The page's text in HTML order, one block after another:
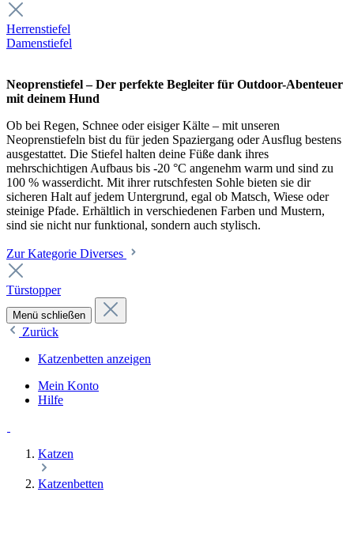
Herrenstiefel
Damenstiefel
Neoprenstiefel – Der perfekte Begleiter für Outdoor-Abenteuer
mit deinem Hund
Ob bei Regen, Schnee oder eisiger Kälte – mit unseren
Neoprenstiefeln bist du für jeden Spaziergang oder Ausflug bestens
ausgestattet. Die Stiefel halten deine Füße dank ihres
mehrschichtigen Aufbaus bis -20 °C angenehm warm und sind zu
100 % wasserdicht. Mit ihrer rutschfesten Sohle bieten sie dir
sicheren Halt auf jedem Untergrund, egal ob Matsch, Wiese oder
steinige Pfade. Erhältlich in verschiedenen Farben und Mustern,
sind sie nicht nur funktional, sondern auch stylisch.
Zur Kategorie Diverses
Türstopper
Menü schließen
Zurück
Katzenbetten anzeigen
Mein Konto
Hilfe
Katzen
Katzenbetten